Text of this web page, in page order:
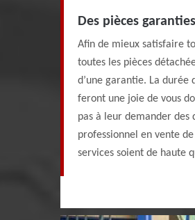
Des pièces garanties
Afin de mieux satisfaire
toutes les pièces
d’une garantie. La durée
feront une joie de vous
pas à leur demander des
professionnel en vente
services soient de haute